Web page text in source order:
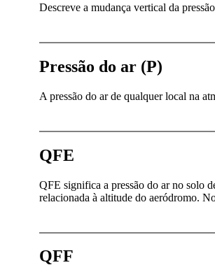
Descreve a mudança vertical da
Pressão do ar (P)
A pressão do ar de qualquer local na
QFE
QFE significa a pressão do ar no solo
relacionada à altitude do aeródromo.
QFF